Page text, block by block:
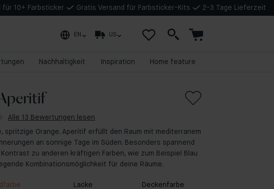
für 10+ Farbsticker Gratis Versand für Farbsticker-Kits 2-3 Tage Lieferzeit
EN US
Nachhaltigkeit Inspiration Home feature
Alle 13 Bewertungen lesen
spritzige Orange. Aperitif erfüllt den Raum mit mediterranem
an sonnige Tage im Süden. Besonders spannend
zu anderen kräftigen Farben, wie zum Beispiel Blau
Kombinationsmöglichkeit für deine Räume.
Lacke Deckenfarbe